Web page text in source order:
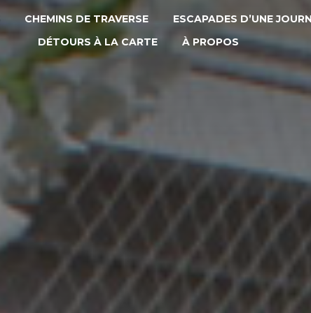
CHEMINS DE TRAVERSE ESCAPADES D’UNE
DÉTOURS À LA CARTE
À PROPOS